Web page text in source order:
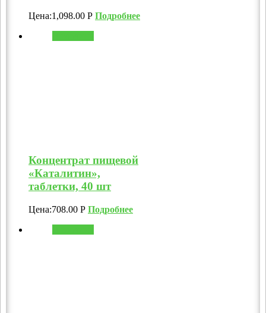
Цена:1,098.00 Р Подробнее
Концентрат пищевой
«Каталитин»,
таблетки, 40 шт
Цена:708.00 Р Подробнее